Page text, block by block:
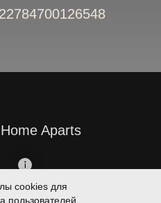
Aparts
cookies для
пользователей.